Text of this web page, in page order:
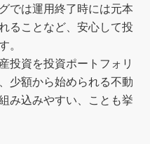
では運用終了時には元本
ることなど、安心して投
。
投資を投資ポートフォリ
少額から始められる不動
み込みやすい、ことも挙